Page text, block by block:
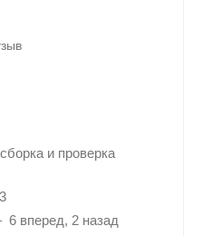
и проверка
6 вперед, 2 назад